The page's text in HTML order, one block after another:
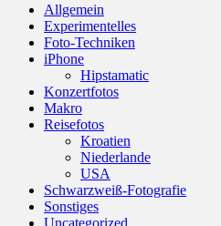
Allgemein
Experimentelles
Foto-Techniken
iPhone
Hipstamatic
Konzertfotos
Makro
Reisefotos
Kroatien
Niederlande
USA
Schwarzweiß-Fotografie
Sonstiges
Uncategorized